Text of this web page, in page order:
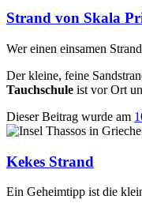
Strand von Skala
Wer einen einsamen
Der kleine, feine
Tauchschule ist vor Ort
Dieser Beitrag wurde am
Kekes Strand
Ein Geheimtipp ist die